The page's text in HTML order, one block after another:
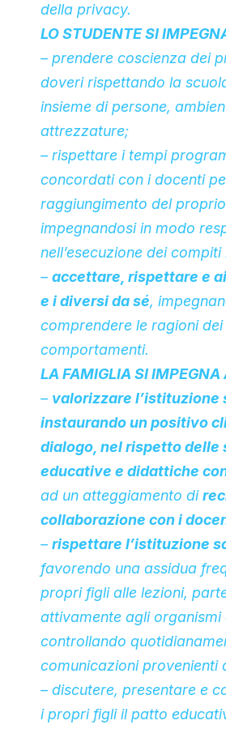
della privacy.
LO STUDENTE SI
– prendere coscienza dei
doveri rispettando la
insieme di persone,
attrezzature;
– rispettare i tempi
concordati con i docenti
raggiungimento del
impegnandosi in modo
nell’esecuzione dei
–accettare, rispettare e
e i diversi da sé,
comprendere le ragioni
comportamenti.
LA FAMIGLIA SI IMPEGNA
– valorizzare l’istituzione
instaurando un positivo
dialogo, nel rispetto delle
educative e didattiche
ad un atteggiamento di
collaborazione con i
–rispettare l’istituzione
favorendo una assidua
propri figli alle lezioni,
attivamente agli organismi
controllando
comunicazioni provenienti
– discutere, presentare e
i propri figli il patto